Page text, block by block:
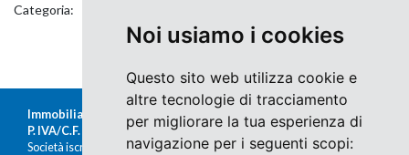
Noi usiamo i cookies
Questo sito web utilizza cookie e
altre tecnologie di tracciamento
per migliorare la tua esperienza di
navigazione per i seguenti scopi:
Categoria:
Immobiliare Moretti s.r.l.
P. IVA/C.F. 00676380140
Società iscritta al Registro delle